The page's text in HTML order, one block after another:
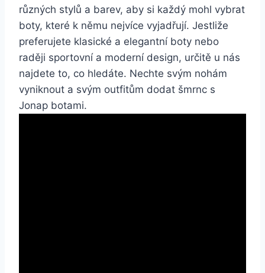
různých stylů⁤ a barev, aby si každý mohl ⁢vybrat
boty, které k‌ němu nejvíce vyjadřují. Jestliže
preferujete klasické a elegantní boty nebo
‌raději ⁣sportovní⁤ a​ moderní ‍design, určitě⁣ u ⁣nás
najdete⁤ to, co ⁢hledáte. Nechte ​svým nohám
vyniknout a svým outfitům ⁢dodat šmrnc s⁣
Jonap botami.